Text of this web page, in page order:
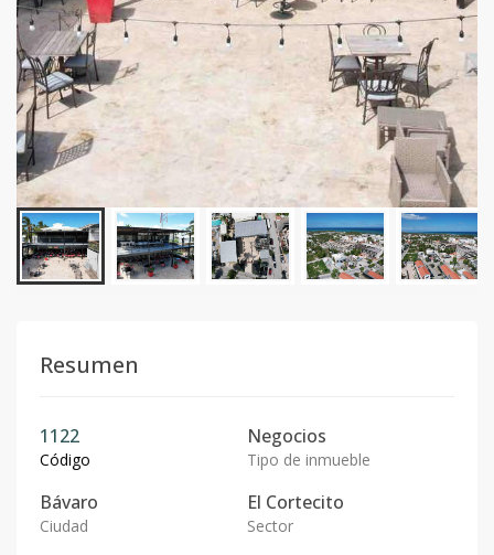
Resumen
1122
Código
Negocios
Tipo de inmueble
Bávaro
Ciudad
El Cortecito
Sector